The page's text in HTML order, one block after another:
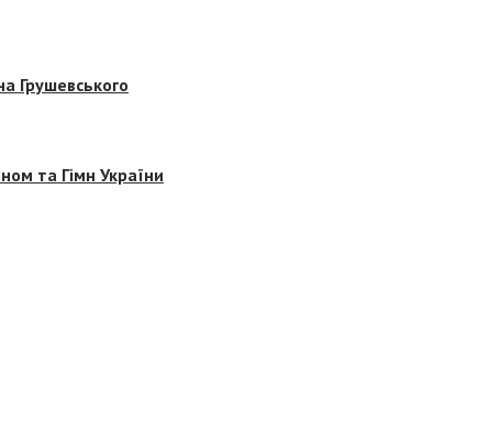
Грушевського
та Гімн України